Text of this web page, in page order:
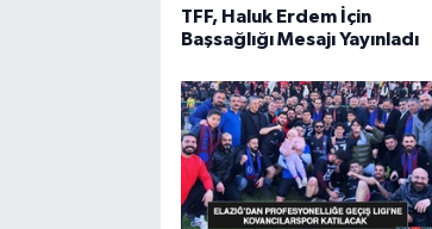
TFF, Haluk Erdem İçin
Başsağlığı Mesajı Yayınladı